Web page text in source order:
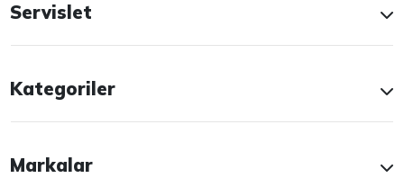
Servislet
Kategoriler
Markalar